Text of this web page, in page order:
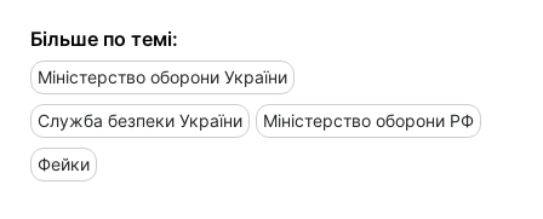
Більше по темі:
Міністерство оборони України
Служба безпеки України Міністерство оборони РФ
Фейки